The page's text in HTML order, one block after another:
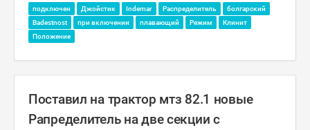
подключен Джойстик Indemar Распределитель
болгарский
Badestnost
при включении плавающий Режим
Клинит
Положение
Поставил на трактор мтз 82.1 новые
Рапределитель на две секции с